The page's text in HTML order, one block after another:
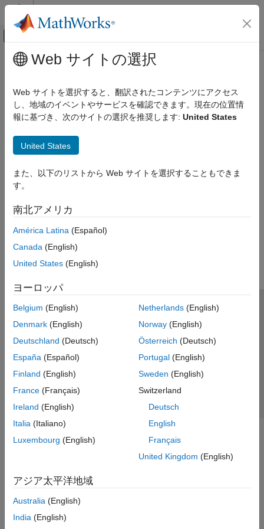
コンテンツへスキップ
オフキャンバス ナビゲーション メ
ドキュメンテーションのホーム
メインコンテンツ
Web サイトの選択
Web サイトを選択すると、翻訳されたコンテンツにアクセス
し、地域のイベントやサービスを確認できます。現在の位置情
報に基づき、次のサイトの選択を推奨します: United States
United States
また、以下のリストから Web サイトを選択することもできま
す。
南北アメリカ
América Latina (Español)
Canada (English)
United States (English)
ヨーロッパ
Belgium (English)
Denmark (English)
Deutschland (Deutsch)
España (Español)
Finland (English)
France (Français)
Ireland (English)
Italia (Italiano)
Luxembourg (English)
Netherlands(English)
Norway(English)
Österreich (Deutsch)
Portugal(English)
Sweden (English)
Switzerland
Deutsch
English
Français
United Kingdom (English)
アジア太平洋地域
Australia (English)
India (English)
トラストセンター
プライバシー ポリシー
違法コピー防止
アプリケーション ステータス
© 1994-2026 The MathWorks, Inc.